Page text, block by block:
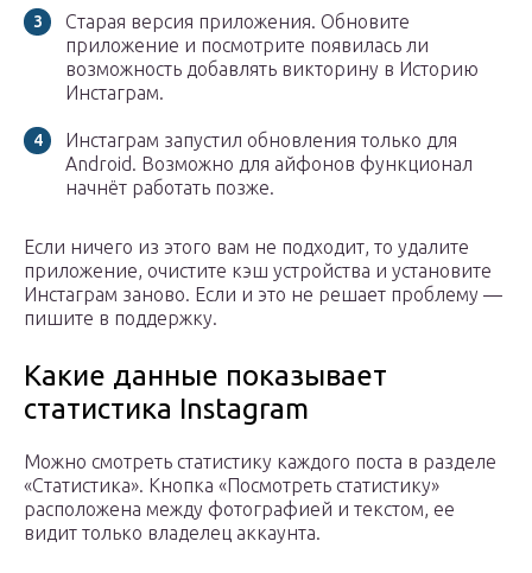
Старая версия приложения. Обновите
приложение и посмотрите появилась ли
возможность добавлять викторину в Историю
Инстаграм.
Инстаграм запустил обновления только для
Android. Возможно для айфонов функционал
начнёт работать позже.
Если ничего из этого вам не подходит, то удалите
приложение, очистите кэш устройства и установите
Инстаграм заново. Если и это не решает проблему —
пишите в поддержку.
Какие данные показывает
статистика Instagram
Можно смотреть статистику каждого поста в разделе
«Статистика». Кнопка «Посмотреть статистику»
расположена между фотографией и текстом, ее
видит только владелец аккаунта.